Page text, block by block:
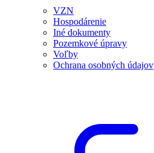
VZN
Hospodárenie
Iné dokumenty
Pozemkové úpravy
Voľby
Ochrana osobných údajov